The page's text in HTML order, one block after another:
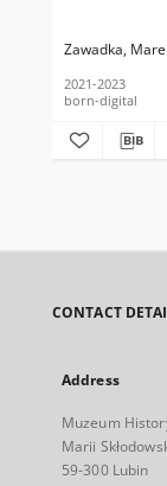
Zawadka,
2021-2023
born-digital
CONTACT
Address
Muzeum
Marii
59-300 Lubin